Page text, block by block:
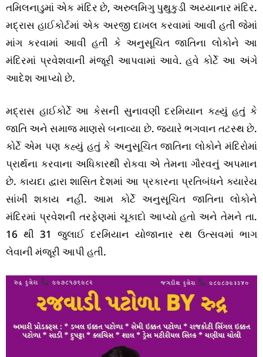
તમિલનાડુમાં એક મંદિર છે, અરુલમિગુ પુથુકુડી અય્યાનાર મંદિર.
મદ્રાસ હાઈકોર્ટમાં એક અરજી દાખલ કરવામાં આવી હતી જેમાં
માંગ કરવામાં આવી હતી કે અનુસૂચિત જાતિના લોકોને આ
મંદિરમાં પ્રવેશવાની મંજૂરી આપવામાં આવે. હવે કોર્ટે આ અંગે
આદેશ આપ્યો છે.
મદ્રાસ હાઈકોર્ટે આ કેસની સુનાવણી દરમિયાન કહ્યું હતું કે
જાતિ અને સમાજ માણસે બનાવ્યા છે. જ્યારે ભગવાન તટસ્થ છે.
કોર્ટે એમ પણ કહ્યું હતું કે અનુસૂચિત જાતિના લોકોને મંદિરોમાં
પ્રાર્થના કરવાના અધિકારથી રોકવા એ તેમના ગૌરવનું અપમાન
છે. કાયદા દ્વારા શાસિત દેશમાં આ પ્રકારના પ્રતિબંધને ક્યારેય
સાંખી શકાય નહીં. આમ કોર્ટે અનુસૂચિત જાતિના લોકોને
મંદિરમાં પ્રવેશની તરફેણમાં ચૂકાદો આપ્યો હતો અને તેમને તા.
16 થી 31 જુલાઈ દરમિયાન યોજાનાર રથ ઉત્સવમાં ભાગ
લેવાની મંજૂરી આપી હતી.